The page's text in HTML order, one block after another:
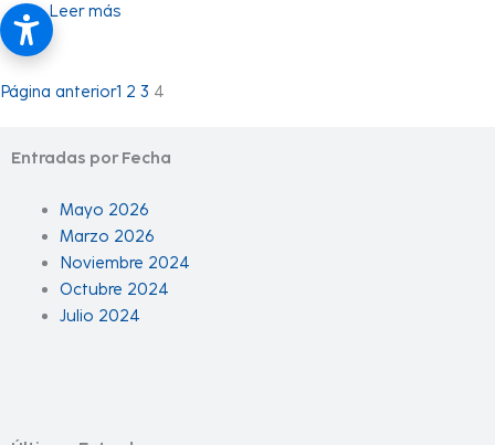
Leer más
Página anterior1 2 3 4
Entradas por Fecha
Mayo 2026
Marzo 2026
Noviembre 2024
Octubre 2024
Julio 2024